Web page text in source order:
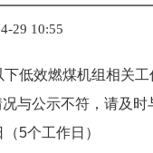
29 10:55
低效燃煤机组相关
与公示不符，请及时
5个工作日）